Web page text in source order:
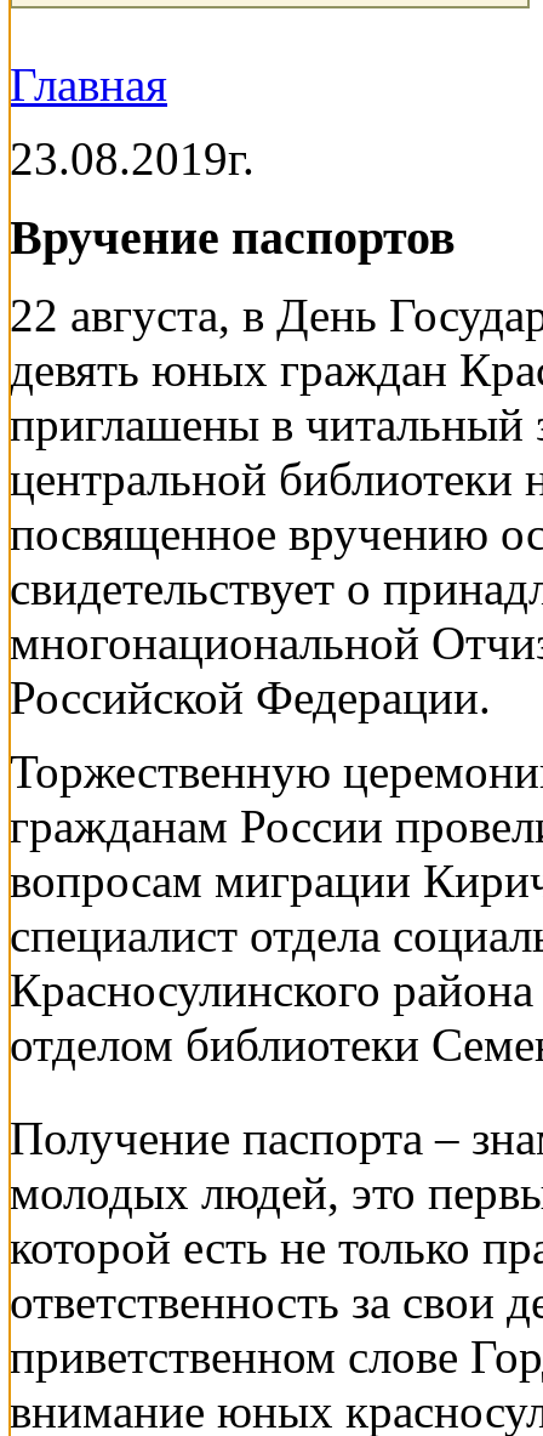
Главная
23.08.2019г.
Вручение паспортов
22 августа, в День
девять юных граждан
приглашены в читальный
центральной библиотеки
посвященное вручению
свидетельствует о
многонациональной
Российской Федерации.
Торжественную
гражданам России
вопросам миграции
специалист отдела
Красносулинского
отделом библиотеки
Получение паспорта –
молодых людей, это
которой есть не только
ответственность за свои
приветственном слове
внимание юных